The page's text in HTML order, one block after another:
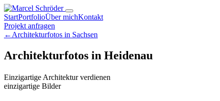
StartPortfolioÜber michKontakt
Projekt anfragen
← Architekturfotos in Sachsen
Architekturfotos in Heidenau
Einzigartige Architektur verdienen
einzigartige Bilder